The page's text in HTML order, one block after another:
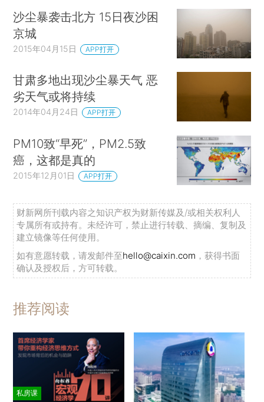
沙尘暴袭击北方 15日夜沙困
京城
2015年04月15日 APP打开
甘肃多地出现沙尘暴天气 恶
劣天气或将持续
2014年04月24日 APP打开
PM10致“早死”，PM2.5致
癌，这都是真的
2015年12月01日 APP打开
财新网所刊载内容之知识产权为财新传媒及/或相关权利人
专属所有或持有。未经许可，禁止进行转载、摘编、复制及
建立镜像等任何使用。
如有意愿转载，请发邮件至hello@caixin.com ，获得书面
确认及授权后，方可转载。
推荐阅读
私房课